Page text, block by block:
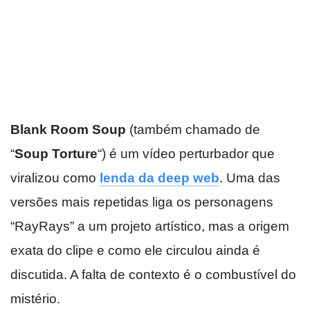
Blank Room Soup (também chamado de
“Soup Torture“) é um vídeo perturbador que
viralizou como lenda da deep web. Uma das
versões mais repetidas liga os personagens
“RayRays” a um projeto artístico, mas a origem
exata do clipe e como ele circulou ainda é
discutida. A falta de contexto é o combustível do
mistério.